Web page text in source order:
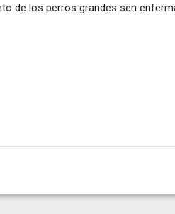
de los perros grandes sen